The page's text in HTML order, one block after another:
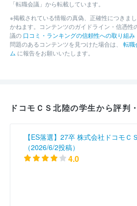
「転職会議」から転載しています。
※掲載されている情報の真偽、正確性につきま
かねます。コンテンツのガイドライン・信憑性
議の 口コミ・ランキングの信頼性への取り組み
問題のあるコンテンツを見つけた場合は、 転職
ム に報告をお願いいたします。
ドコモＣＳ北陸の学生から評判
【ES落選】27卒 株式会社ドコモＣ
（2026/6/2投稿）
4.0